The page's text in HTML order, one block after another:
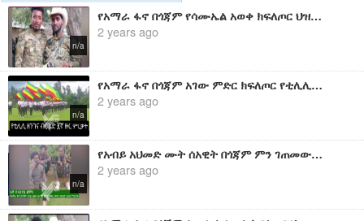
n/a
የአማራ ፋኖ በጎጃም የሳሙኤል አወቀ ክፍለጦር ህዝብ ግንኙነት ኃላፊ ከሆነው ፋኖ ባዬ ደሳለኝ ጋር የተደረገ ቆይታ
2 years ago
n/a
የአማራ ፋኖ በጎጃም አገው ምድር ክፍለጦር የቲሊሊ ዘንገና ብርጌድ 2ኛ ዙር የምርቃት ስነስርዓት
2 years ago
n/a
የአብይ አህመድ ሙት ሰአዊት በጎጃም ምን ገጠመው? - ፋኖ በላይነህ ደምስ የአማራ ፋኖ በጎጃም በ/ዘለቀ ክ/ጦር ደ/ጠላት ጮቄ ብርጌድ ህ/ግንኙነት የሰጠው ማብ
2 years ago